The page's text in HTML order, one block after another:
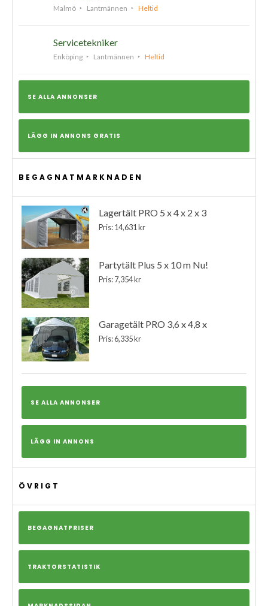
Malmö Lantmännen Heltid
Servicetekniker
Enköping Lantmännen Heltid
SE ALLA ANNONSER
LÄGG IN ANNONS GRATIS
BEGAGNATMARKNADEN
Lagertält PRO 5 x 4 x 2 x 3
Pris: 14,631 kr
Partytält Plus 5 x 10 m Nu!
Pris: 7,354 kr
Garagetält PRO 3,6 x 4,8 x
Pris: 6,335 kr
SE ALLA ANNONSER
LÄGG IN ANNONS
ÖVRIGT
BEGAGNATPRISER
TRAKTORSTATISTIK